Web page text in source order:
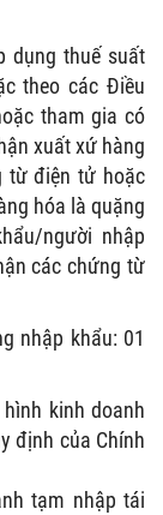
dụng thuế suất
theo các Điều
tham gia có
xuất xứ hàng
từ điện tử hoặc
hóa là quặng
người nhập
các chứng từ
nhập khẩu: 01
kinh doanh
định của Chính
tạm nhập tái